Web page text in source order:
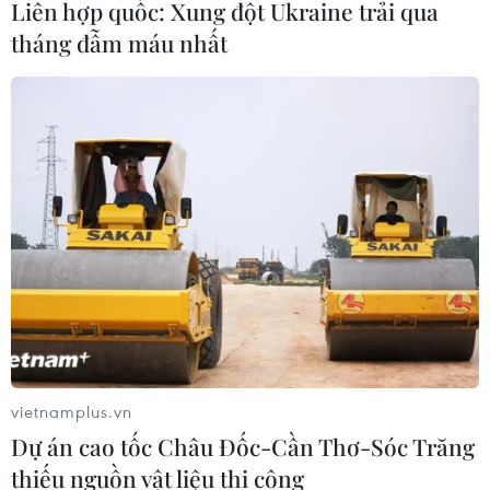
Tâp đoàn Dầu khí Việt Nam: Khó khăn
không chỉ từ dịch bệnh COVID-19
13/09/2021 01:00
Những khó khăn từ dịch bệnh không chỉ ảnh hưởng đến
kết quả hoạt động sản xuất-kinh doanh của PVN mà
còn ảnh hưởng tiêu cực đến nguồn thu ngân sách nhà
nước và các địa phương có hoạt động dầu khí.
Liên hợp quốc: Xung đột Ukraine trải qua
tháng đẫm máu nhất
vietnamplus.vn
Dự án cao tốc Châu Đốc-Cần Thơ-Sóc Trăng
thiếu nguồn vật liệu thi công